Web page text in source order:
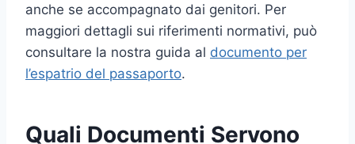
anche se accompagnato dai genitori. Per
maggiori dettagli sui riferimenti normativi, può
consultare la nostra guida al documento per
l’espatrio del passaporto.
Quali Documenti Servono